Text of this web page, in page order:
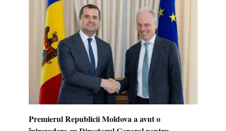
Premierul Republicii Moldova a avut o